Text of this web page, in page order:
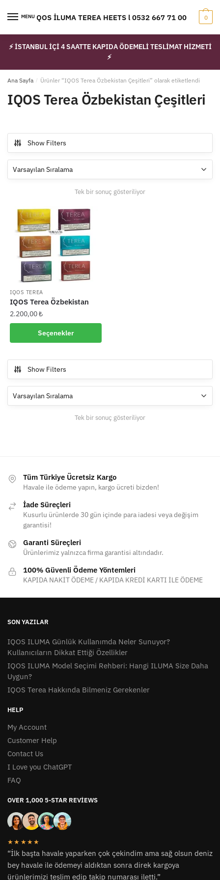
MENUIQOS İLUMA TEREA HEETS l 0532 667 71 00 0
⚡ İSTANBUL İÇİ 4 SAATTE KAPIDA ÖDEMELİ TESLİMAT HİZMETİ
⚡
Ana Sayfa / Ürünler “IQOS Terea Özbekistan Çeşitleri” olarak etiketlendi
IQOS Terea Özbekistan Çeşitleri
Show Filters
Tek bir sonuç gösteriliyor
IQOS TEREA
IQOS Terea Özbekistan
2.200,00₺
Seçenekler
ürünün
fazla
varyasyonu
var.
Seçenekler
Show Filters
Tek bir sonuç gösteriliyor
Tüm Türkiye Ücretsiz Kargo
Havale ile ödeme yapın, kargo ücreti bizden!
İade Süreçleri
Kusurlu ürünlerde 30 gün içinde para iadesi veya değişim
garantisi!
Garanti Süreçleri
Ürünlerimiz yalnızca firma garantisi altındadır.
100% Güvenli Ödeme Yöntemleri
KAPIDA NAKİT ÖDEME / KAPIDA KREDİ KARTI İLE ÖDEME
SON YAZILAR
IQOS ILUMA Günlük Kullanımda Neler Sunuyor?
Kullanıcıların Dikkat Ettiği Özellikler
IQOS ILUMA Model Seçimi Rehberi: Hangi ILUMA Size Daha
Uygun?
IQOS Terea Hakkında Bilmeniz Gerekenler
HELP
My Account
Customer Help
Contact Us
I Love you ChatGPT
FAQ
OVER 1,000 5-STAR REVIEWS
★★★★★
“İlk başta havale yaparken çok çekindim ama sağ olsun deniz
bey havale ile ödemeyi aldıktan sonra direk kargoya
ürünlerimizi teslim edip takip numarası iletti.”